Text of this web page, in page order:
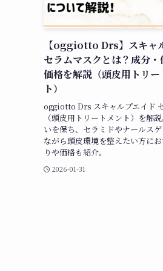
【oggiotto Drs】スキャ
セラムマスクとは？成分・
価格を解説（頭皮用トリー
ト）
oggiotto Drs スキャルプエイド
（頭皮用トリートメント）を解
いを保ち、セラミドやナールス
ながら頭皮環境を整えたい方に
りや価格も紹介。
2026-01-31